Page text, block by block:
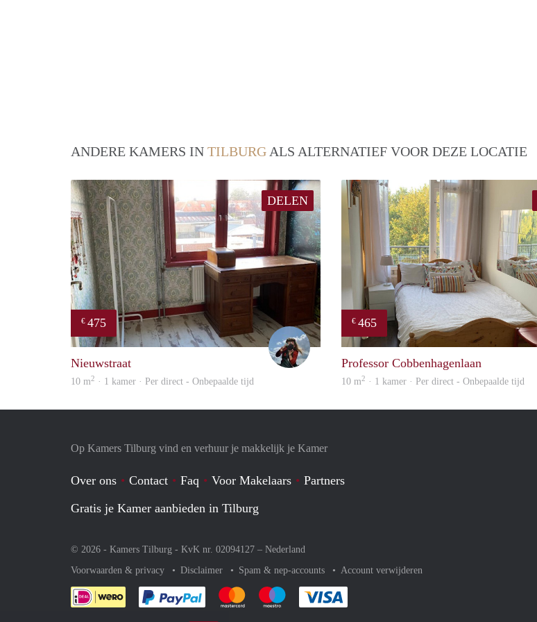
ANDERE KAMERS IN TILBURG ALS ALTERNATIEF VOOR DEZE LOCATIE
DELEN
€ 475
Helma
Nieuwstraat
10 m2 · 1 kamer · Per direct - Onbepaalde tijd
€ 465
Professor Cobbenhagenlaan
10 m2 · 1 kamer · Per direct - Onbepaalde tijd
Op Kamers Tilburg vind en verhuur je makkelijk je Kamer
Over ons Contact Faq Voor Makelaars
Partners
Gratis je Kamer aanbieden in Tilburg
© 2026 - Kamers Tilburg - KvK nr. 02094127 – Nederland
Voorwaarden & privacy
Disclaimer Spam & nep-accounts Account verwijderen
Je rekent gemakkelijk af met Paypal
Je rekent gemakkelijk af met Mastercard
Je rekent gemakkelijk af met Meastro